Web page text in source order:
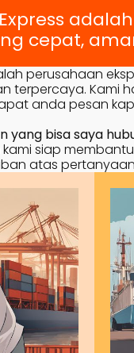
cepat,
perusahaan
Kami
anda pesan
yang bisa saya
siap
atas